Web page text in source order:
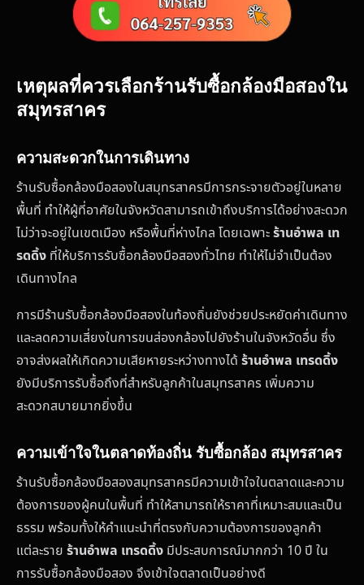
เหตุผลที่ควรเลือกร้านรับซื้อกล้องมือสองใน
สมุทรสาคร
ความสะดวกในการเดินทาง
ร้านรับซื้อกล้องมือสองในสมุทรสาครมีการกระจายตัวอยู่ในหลาย
พื้นที่ ทำให้ผู้ที่อาศัยในจังหวัดสามารถเข้าถึงบริการได้อย่างสะดวก
ไม่ว่าจะอยู่ในเขตเมือง หรือพื้นที่ห่างไกล โดยเฉพาะร้านอำพล เท
รดดิ้ง ที่ให้บริการรับซื้อกล้องมือสองทั่วไทย ทำให้ไม่จำเป็นต้อง
เดินทางไกล
การมีร้านรับซื้อกล้องมือสองในท้องถิ่นยังช่วยประหยัดค่าเดินทาง
และลดความเสี่ยงในการขนส่องกล้องไปยังร้านในจังหวัดอื่น ซึ่ง
อาจส่งผลให้เกิดความเสียหายระหว่างทางได้ ร้านอำพล เทรดดิ้ง
ยังมีบริการรับซื้อถึงที่สำหรับลูกค้าในสมุทรสาคร เพิ่มความ
สะดวกสบายมากยิ่งขึ้น
ความเข้าใจในตลาดท้องถิ่น รับซื้อกล้อง สมุทรสาคร
ร้านรับซื้อกล้องมือสองสมุทรสาครมีความเข้าใจในตลาดและความ
ต้องการของผู้คนในพื้นที่ ทำให้สามารถให้ราคาที่เหมาะสมและเป็น
ธรรม พร้อมทั้งให้คำแนะนำที่ตรงกับความต้องการของลูกค้า
แต่ละราย ร้านอำพล เทรดดิ้ง มีประสบการณ์มากกว่า 10 ปี ใน
การรับซื้อกล้องมือสอง จึงเข้าใจตลาดเป็นอย่างดี